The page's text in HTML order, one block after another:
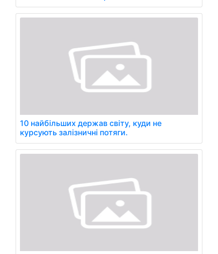
10 найбільших держав світу, куди не
курсують залізничні потяги.